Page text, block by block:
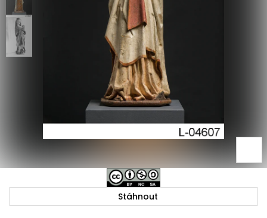
Stáhnout